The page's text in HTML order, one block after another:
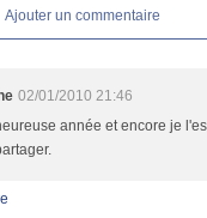
Ajouter un commentaire
02/01/2010 21:46
année et encore je